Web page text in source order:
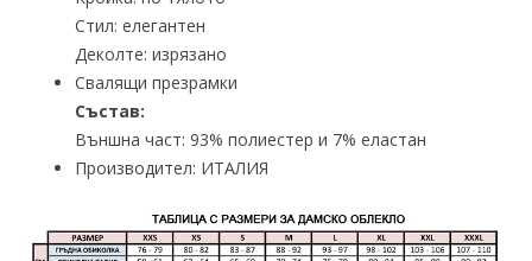
Стил: елегантен
Деколте: изрязано
Свалящи презрамки
Състав:
Външна част: 93% полиестер и 7% еластан
Производител: ИТАЛИЯ